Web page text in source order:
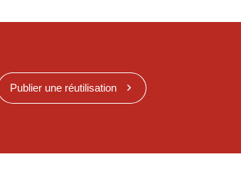
Publier une réutilisation